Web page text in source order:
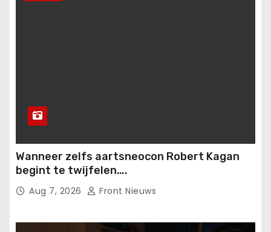
Wanneer zelfs aartsneocon Robert Kagan
begint te twijfelen….
Aug 7, 2026 Front Nieuws